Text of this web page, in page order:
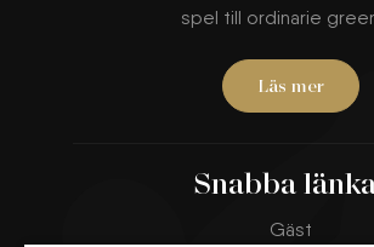
Snabba
Gäst
spel till ordinarie
Läs mer